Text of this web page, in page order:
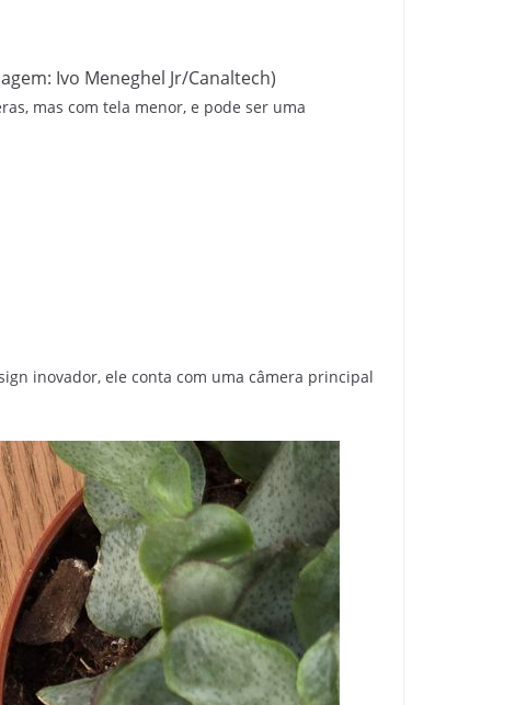
Ivo Meneghel Jr/Canaltech)
mas com tela menor, e pode ser uma
inovador, ele conta com uma câmera principal